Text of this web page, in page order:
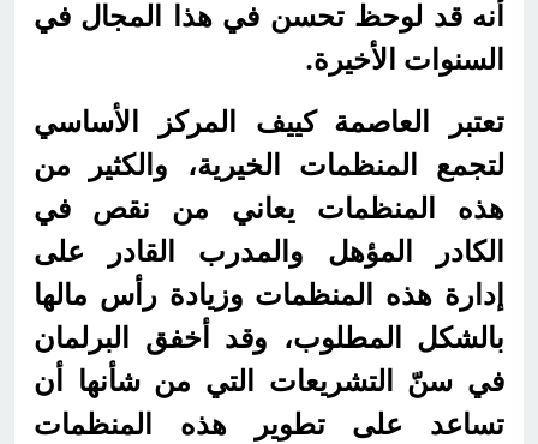
أنه قد لوحظ تحسن في هذا المجال في
السنوات الأخيرة.
تعتبر العاصمة كييف المركز الأساسي
لتجمع المنظمات الخيرية، والكثير من
هذه المنظمات يعاني من نقص في
الكادر المؤهل والمدرب القادر على
إدارة هذه المنظمات وزيادة رأس مالها
بالشكل المطلوب، وقد أخفق البرلمان
في سنّ التشريعات التي من شأنها أن
تساعد على تطوير هذه المنظمات